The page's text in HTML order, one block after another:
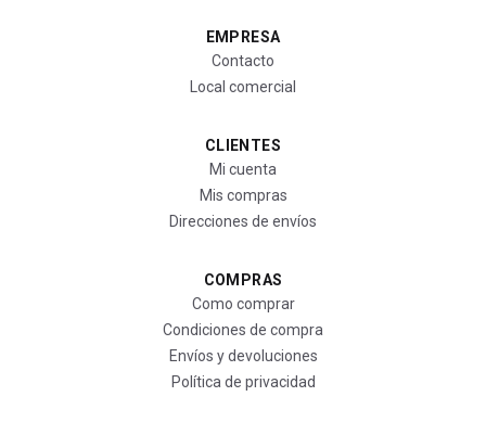
EMPRESA
Contacto
Local comercial
CLIENTES
Mi cuenta
Mis compras
Direcciones de envíos
COMPRAS
Como comprar
Condiciones de compra
Envíos y devoluciones
Política de privacidad